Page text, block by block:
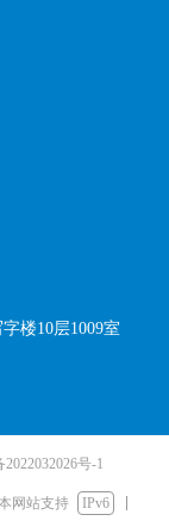
楼10层1009室
2022032026号-1
网站支持
IPv6